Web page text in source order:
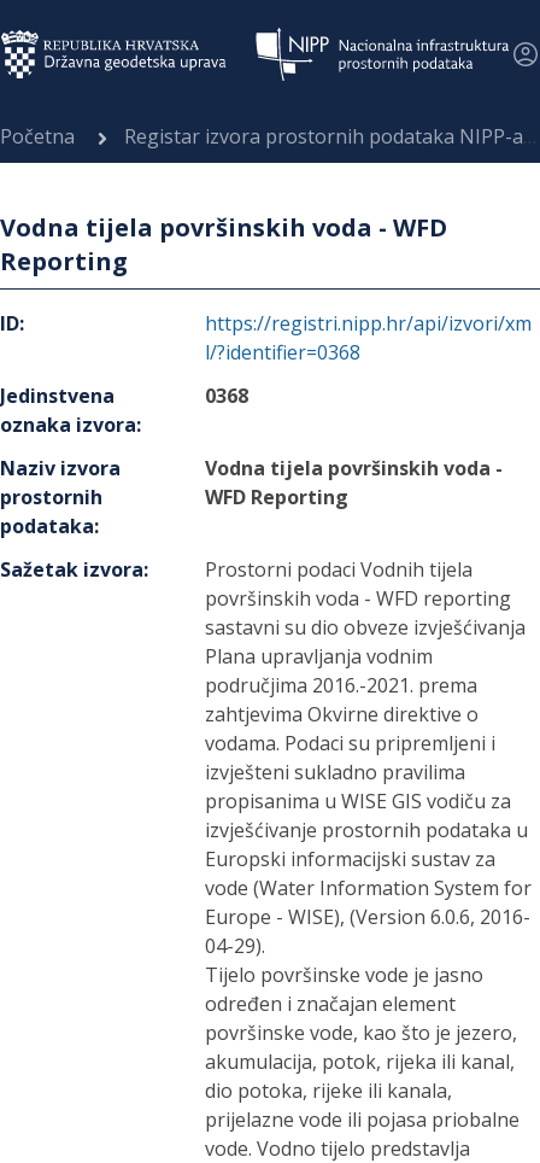
Početna Registar izvora prostornih podataka NIPP-a
Vodna tijela površinskih voda - WFD
Reporting
ID:
https://registri.nipp.hr/api/izvori/xm
l/?identifier=0368
Jedinstvena
oznaka izvora:
0368
Naziv izvora
prostornih
podataka:
Vodna tijela površinskih voda -
WFD Reporting
Sažetak izvora:
Prostorni podaci Vodnih tijela
površinskih voda - WFD reporting
sastavni su dio obveze izvješćivanja
Plana upravljanja vodnim
područjima 2016.-2021. prema
zahtjevima Okvirne direktive o
vodama. Podaci su pripremljeni i
izvješteni sukladno pravilima
propisanima u WISE GIS vodiču za
izvješćivanje prostornih podataka u
Europski informacijski sustav za
vode (Water Information System for
Europe - WISE), (Version 6.0.6, 2016-
04-29).
Tijelo površinske vode je jasno
određen i značajan element
površinske vode, kao što je jezero,
akumulacija, potok, rijeka ili kanal,
dio potoka, rijeke ili kanala,
prijelazne vode ili pojasa priobalne
vode. Vodno tijelo predstavlja